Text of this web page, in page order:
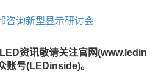
资讯敬请关注官网(www.ledin
账号(LEDinside)。